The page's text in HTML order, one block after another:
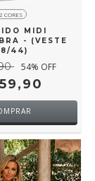
2 CORES
MIDI
- (VESTE
44)
54% OFF